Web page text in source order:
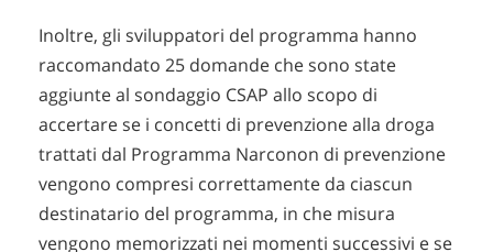
Inoltre, gli sviluppatori del programma hanno
raccomandato 25 domande che sono state
aggiunte al sondaggio CSAP allo scopo di
accertare se i concetti di prevenzione alla droga
trattati dal Programma Narconon di prevenzione
vengono compresi correttamente da ciascun
destinatario del programma, in che misura
vengono memorizzati nei momenti successivi e se